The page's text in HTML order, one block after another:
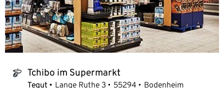
tchibo_logo Tchibo im Supermarkt
Tegut Lange Ruthe 3 55294 Bodenheim